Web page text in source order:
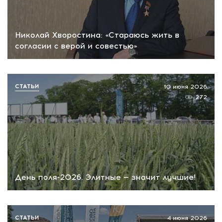
Николай Хворостина: «Стараюсь жить в
согласии с верой и совестью»
День поля-2026. Элитные — значит лучшие!
10 июня 2026
272
СТАТЬИ
4 июня 2026
СТАТЬИ